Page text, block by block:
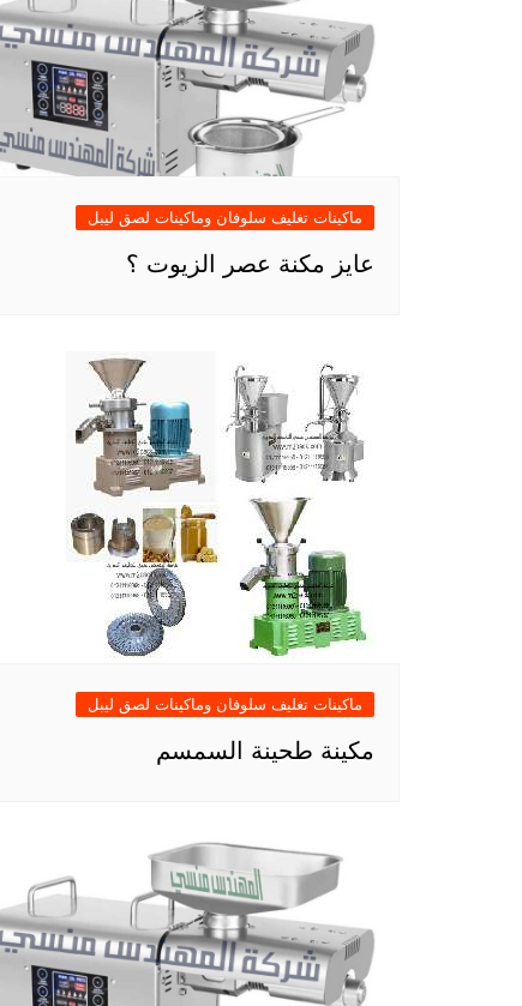
ماكينات تغليف سلوفان وماكينات لصق ليبل
عايز مكنة عصر الزيوت ؟
ماكينات تغليف سلوفان وماكينات لصق ليبل
مكينة طحينة السمسم